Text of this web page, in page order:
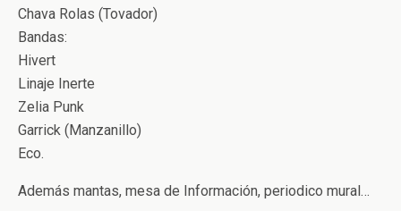
Chava Rolas (Tovador)
Bandas:
Hivert
Linaje Inerte
Zelia Punk
Garrick (Manzanillo)
Eco.
Además mantas, mesa de Información, periodico mural…